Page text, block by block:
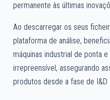
permanente às últimas
Ao descarregar os seus
plataforma de análise,
máquinas industrial de ponta
irrepreensível, assegurando
produtos desde a fase de